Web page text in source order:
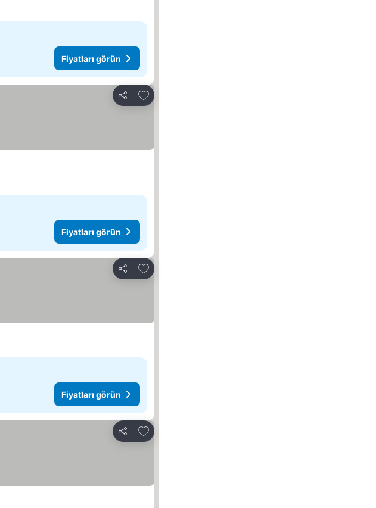
Fiyatları görün
Paylaş
Favorilerime ekle
Fiyatları görün
Paylaş
Favorilerime ekle
Fiyatları görün
Paylaş
Favorilerime ekle